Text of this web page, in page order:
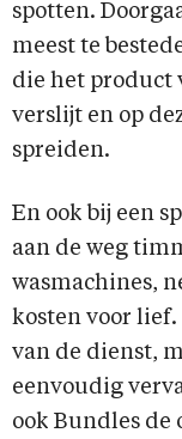
spotten.
meest te
die het product
verslijt en op
spreiden.
En ook bij een
aan de weg
wasmachines,
kosten voor
van de dienst,
eenvoudig
ook Bundles